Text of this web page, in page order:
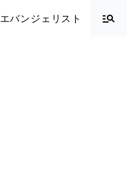
エバンジェリスト